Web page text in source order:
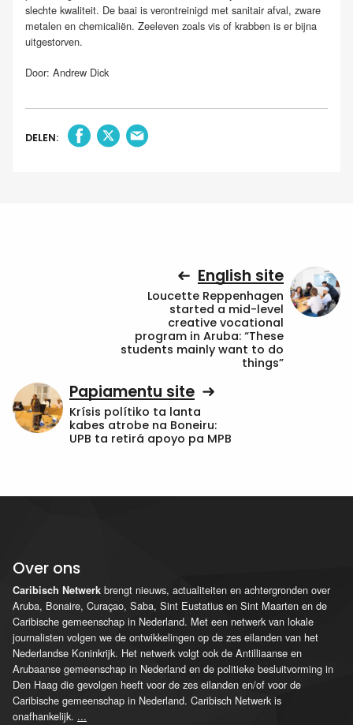
slechte kwaliteit. De baai is verontreinigd met sanitair afval, zware
metalen en chemicaliën. Zeeleven zoals vis of krabben is er bijna
uitgestorven.
Door: Andrew Dick
DELEN:
English site
Loucette Reppenhagen
started a mid-level
creative vocational
program in Aruba: “These
students mainly want to do
things”
Papiamentu site
Krísis polítiko ta lanta
kabes atrobe na Boneiru:
UPB ta retirá apoyo pa MPB
Over ons
Caribisch Netwerk brengt nieuws, actualiteiten en achtergronden over
Aruba, Bonaire, Curaçao, Saba, Sint Eustatius en Sint Maarten en de
Caribische gemeenschap in Nederland. Met een netwerk van lokale
journalisten volgen we de ontwikkelingen op de zes eilanden van het
Nederlandse Koninkrijk. Het netwerk volgt ook de Antilliaanse en
Arubaanse gemeenschap in Nederland en de politieke besluitvorming in
Den Haag die gevolgen heeft voor de zes eilanden en/of voor de
Caribische gemeenschap in Nederland. Caribisch Netwerk is
onafhankelijk. ...